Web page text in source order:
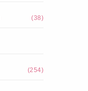
(38)
(254)